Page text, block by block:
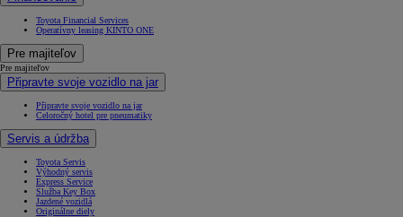
Toyota Financial Services
Operatívny leasing KINTO ONE
Pre majiteľov
Pre majiteľov
Připravte svoje vozidlo na jar
Připravte svoje vozidlo na jar
Celoročný hotel pre pneumatiky
Servis a údržba
Toyota Servis
Výhodný servis
Express Service
Služba Key Box
Jazdené vozidlá
Originálne diely